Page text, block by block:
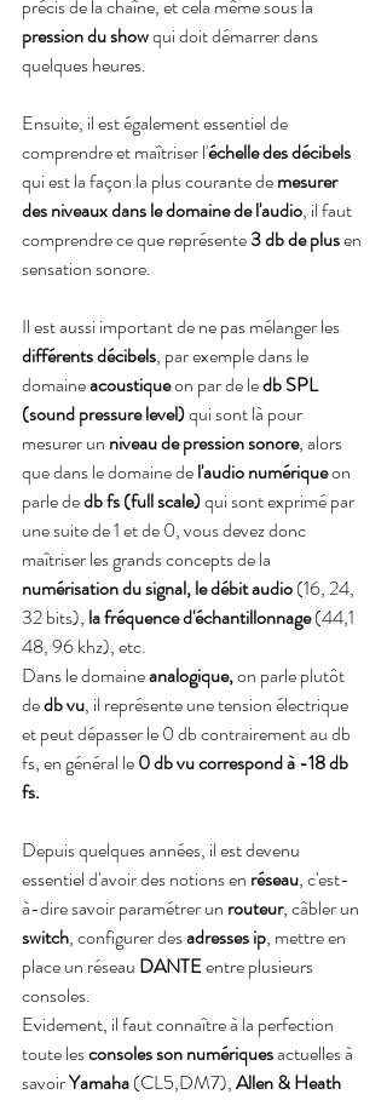
précis de la chaîne, et cela même sous la
pression du show qui doit démarrer dans
quelques heures.
Ensuite, il est également essentiel de
comprendre et maîtriser l'échelle des décibels
qui est la façon la plus courante de mesurer
des niveaux dans le domaine de l'audio, il faut
comprendre ce que représente 3 db de plus en
sensation sonore.
Il est aussi important de ne pas mélanger les
différents décibels, par exemple dans le
domaine acoustique on par de le db SPL
(sound pressure level) qui sont là pour
mesurer un niveau de pression sonore, alors
que dans le domaine de l'audio numérique on
parle de db fs (full scale) qui sont exprimé par
une suite de 1 et de 0, vous devez donc
maîtriser les grands concepts de la
numérisation du signal, le débit audio (16, 24,
32 bits), la fréquence d'échantillonnage (44,1
48, 96 khz), etc.
Dans le domaine analogique, on parle plutôt
de db vu, il représente une tension électrique
et peut dépasser le 0 db contrairement au db
fs, en général le 0 db vu correspond à -18 db
fs.
Depuis quelques années, il est devenu
essentiel d'avoir des notions en réseau, c'est-
à-dire savoir paramétrer un routeur, câbler un
switch, configurer des adresses ip, mettre en
place un réseau DANTE entre plusieurs
consoles.
Evidement, il faut connaître à la perfection
toute les consoles son numériques actuelles à
savoir Yamaha (CL5,DM7), Allen & Heath